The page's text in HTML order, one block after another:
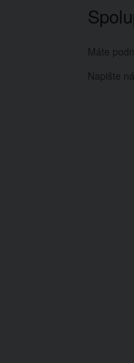
Máte
Napište